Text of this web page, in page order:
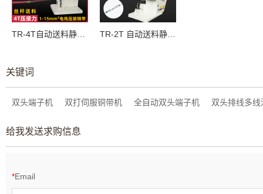
关键词
双头端子机 双打伺服铜带机 全自动双头端子机 双头排线多
给我发送求购信息
*Email